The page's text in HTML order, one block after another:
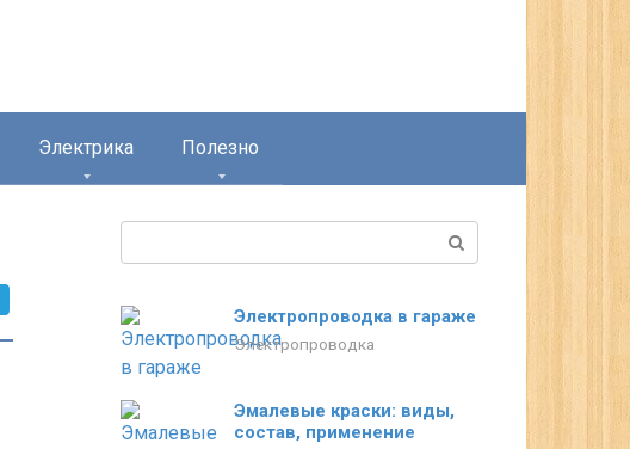
Электрика Полезно
Электропроводка в гараже
Электропроводка
Эмалевые краски: виды,
состав, применение